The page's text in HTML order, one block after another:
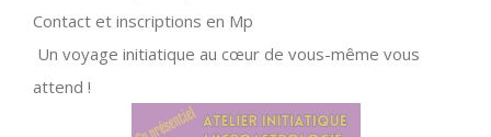
Contact et inscriptions en Mp
Un voyage initiatique au cœur de vous-même vous
attend !